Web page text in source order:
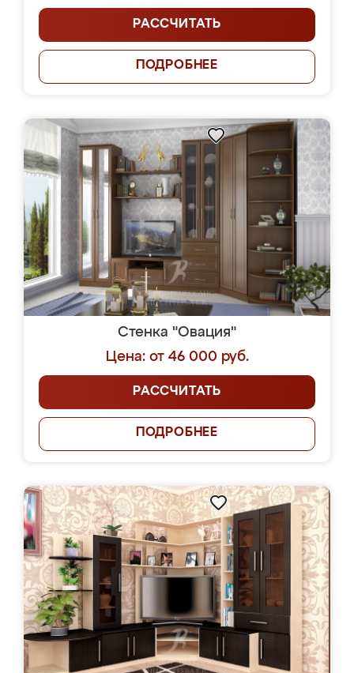
РАССЧИТАТЬ
ПОДРОБНЕЕ
Стенка "Овация"
Цена: от 46 000 руб.
РАССЧИТАТЬ
ПОДРОБНЕЕ